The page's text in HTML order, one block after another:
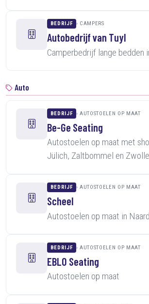
BEDRIJF CAMPERS
Autobedrijf van Tuyl
Camperbedrijf lange bedden
Auto
BEDRIJF AUTOSTOELEN OP MAAT
Be-Ge Seating
Autostoelen op maat met
Jülich, Zaltbommel en Zwolle
BEDRIJF AUTOSTOELEN OP MAAT
Scheel
Autostoelen op maat in
BEDRIJF AUTOSTOELEN OP MAAT
EBLO Seating
Autostoelen op maat